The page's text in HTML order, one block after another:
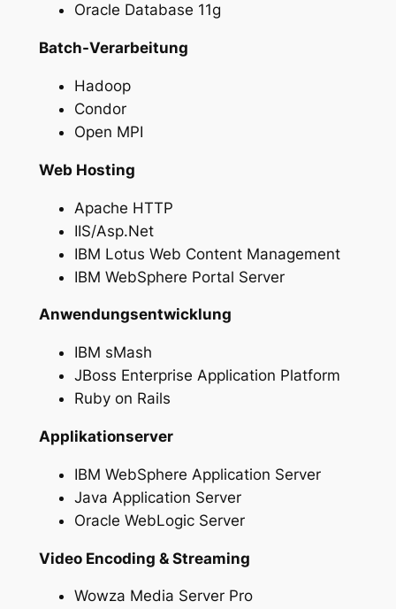
Oracle Database 11g
Batch-Verarbeitung
Hadoop
Condor
Open MPI
Web Hosting
Apache HTTP
IIS/Asp.Net
IBM Lotus Web Content Management
IBM WebSphere Portal Server
Anwendungsentwicklung
IBM sMash
JBoss Enterprise Application Platform
Ruby on Rails
Applikationserver
IBM WebSphere Application Server
Java Application Server
Oracle WebLogic Server
Video Encoding & Streaming
Wowza Media Server Pro